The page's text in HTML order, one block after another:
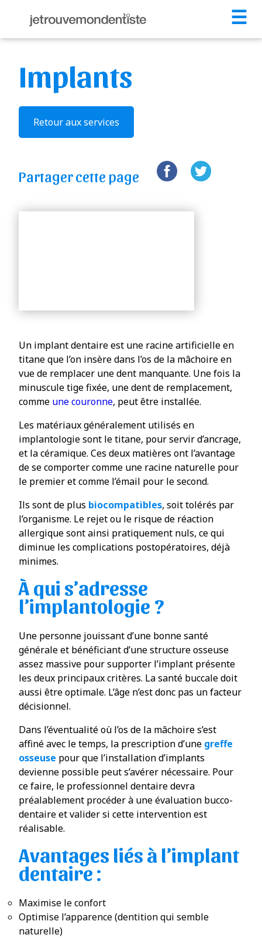
☰
Implants
Retour aux services
Partager cette page
Un implant dentaire est une racine artificielle en
titane que l’on insère dans l’os de la mâchoire en
vue de remplacer une dent manquante. Une fois la
minuscule tige fixée, une dent de remplacement,
comme une couronne, peut être installée.
Les matériaux généralement utilisés en
implantologie sont le titane, pour servir d’ancrage,
et la céramique. Ces deux matières ont l’avantage
de se comporter comme une racine naturelle pour
le premier et comme l’émail pour le second.
Ils sont de plus biocompatibles, soit tolérés par
l’organisme. Le rejet ou le risque de réaction
allergique sont ainsi pratiquement nuls, ce qui
diminue les complications postopératoires, déjà
minimes.
À qui s’adresse
l’implantologie ?
Une personne jouissant d’une bonne santé
générale et bénéficiant d’une structure osseuse
assez massive pour supporter l’implant présente
les deux principaux critères. La santé buccale doit
aussi être optimale. L’âge n’est donc pas un facteur
décisionnel.
Dans l’éventualité où l’os de la mâchoire s’est
affiné avec le temps, la prescription d’une greffe
osseuse pour que l’installation d’implants
devienne possible peut s’avérer nécessaire. Pour
ce faire, le professionnel dentaire devra
préalablement procéder à une évaluation bucco-
dentaire et valider si cette intervention est
réalisable.
Avantages liés à l’implant
dentaire :
Maximise le confort
Optimise l’apparence (dentition qui semble
naturelle)